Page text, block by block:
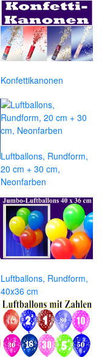
Konfettikanonen
Luftballons, Rundform,
20 cm + 30 cm,
Neonfarben
Luftballons, Rundform,
40x36 cm